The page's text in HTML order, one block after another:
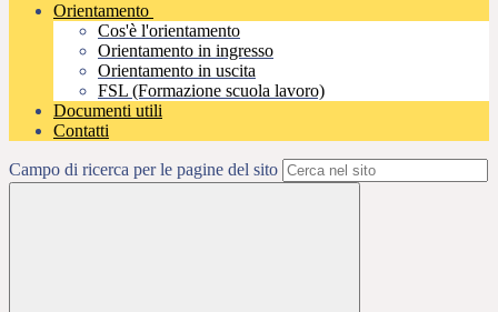
Orientamento
Cos'è l'orientamento
Orientamento in ingresso
Orientamento in uscita
FSL (Formazione scuola lavoro)
Documenti utili
Contatti
Campo di ricerca per le pagine del sito